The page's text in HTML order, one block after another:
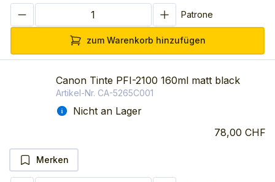
Patrone
zum Warenkorb hinzufügen
Canon Tinte PFI-2100 160ml matt black
Artikel-Nr. CA-5265C001
Nicht an Lager
78,00 CHF
Merken